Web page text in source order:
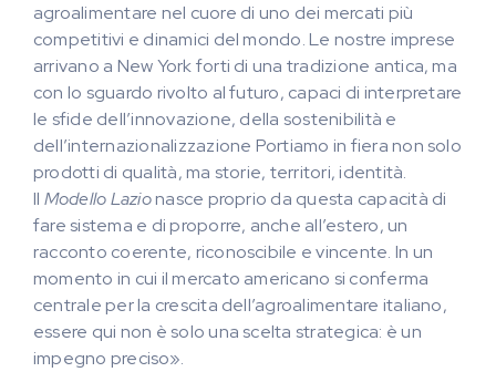
agroalimentare nel cuore di uno dei mercati più
competitivi e dinamici del mondo. Le nostre imprese
arrivano a New York forti di una tradizione antica, ma
con lo sguardo rivolto al futuro, capaci di interpretare
le sfide dell’innovazione, della sostenibilità e
dell’internazionalizzazione Portiamo in fiera non solo
prodotti di qualità, ma storie, territori, identità.
Il Modello Lazionasce proprio da questa capacità di
fare sistema e di proporre, anche all’estero, un
racconto coerente, riconoscibile e vincente. In un
momento in cui il mercato americano si conferma
centrale per la crescita dell’agroalimentare italiano,
essere qui non è solo una scelta strategica: è un
impegno preciso».